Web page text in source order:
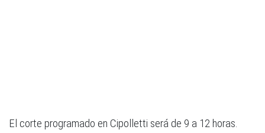
El corte programado en Cipolletti será de 9 a 12 horas.